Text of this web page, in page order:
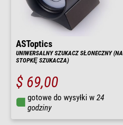
ASToptics
UNIWERSALNY SZUKACZ SŁONECZNY (NA
STOPKĘ SZUKACZA)
$ 69,00
gotowe do wysyłki w 24
godziny